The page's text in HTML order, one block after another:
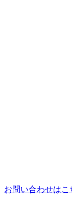
お問い合わせはこ